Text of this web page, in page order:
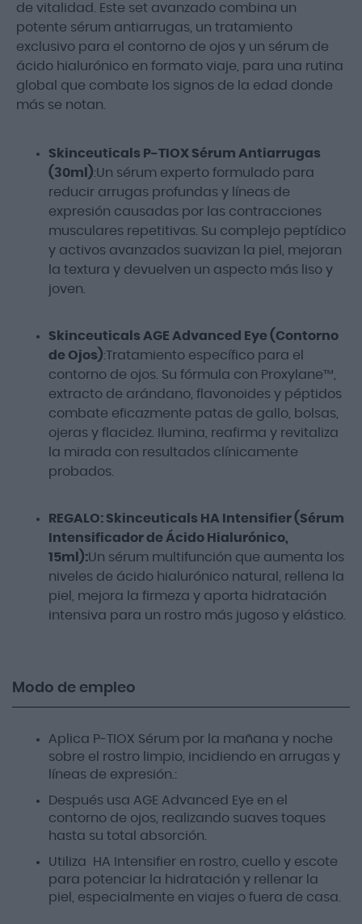
de vitalidad. Este set avanzado combina un
potente sérum antiarrugas, un tratamiento
exclusivo para el contorno de ojos y un sérum de
ácido hialurónico en formato viaje, para una rutina
global que combate los signos de la edad donde
más se notan.
Skinceuticals P-TIOX Sérum Antiarrugas
(30ml):Un sérum experto formulado para
reducir arrugas profundas y líneas de
expresión causadas por las contracciones
musculares repetitivas. Su complejo peptídico
y activos avanzados suavizan la piel, mejoran
la textura y devuelven un aspecto más liso y
joven.
Skinceuticals AGE Advanced Eye (Contorno
de Ojos):Tratamiento específico para el
contorno de ojos. Su fórmula con Proxylane™,
extracto de arándano, flavonoides y péptidos
combate eficazmente patas de gallo, bolsas,
ojeras y flacidez. Ilumina, reafirma y revitaliza
la mirada con resultados clínicamente
probados.
REGALO: Skinceuticals HA Intensifier (Sérum
Intensificador de Ácido Hialurónico,
15ml):Un sérum multifunción que aumenta los
niveles de ácido hialurónico natural, rellena la
piel, mejora la firmeza y aporta hidratación
intensiva para un rostro más jugoso y elástico.
Modo de empleo
Aplica P-TIOX Sérum por la mañana y noche
sobre el rostro limpio, incidiendo en arrugas y
líneas de expresión.:
Después usa AGE Advanced Eye en el
contorno de ojos, realizando suaves toques
hasta su total absorción.
Utiliza HA Intensifier en rostro, cuello y escote
para potenciar la hidratación y rellenar la
piel, especialmente en viajes o fuera de casa.